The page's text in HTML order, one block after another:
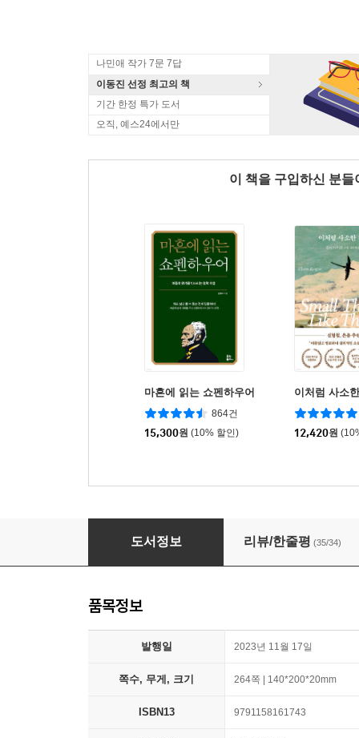
나민애 작가 7문 7답
이동진 선정 최고의 책
기간 한정 특가 도서
오직, 예스24에서만
이 책을 구입하신 분
마흔에 읽는 쇼펜하우어
864건
15,300원 (10% 할인)
이처럼 사소
12,420원
번역 : 황석희
도서정보 리뷰/한줄평 (35/34)
품목정보
발행일 2023년 11월 17일
쪽수, 무게, 크기 264쪽 | 140*200*20mm
ISBN13 9791158161743